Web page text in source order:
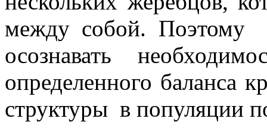
между собой.
осознавать
определенного баланса
структуры в популяции